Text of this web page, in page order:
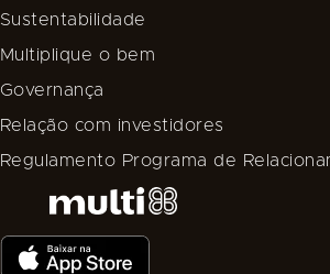
Sustentabilidade
Multiplique o bem
Governança
Relação com investidores
Regulamento Programa de